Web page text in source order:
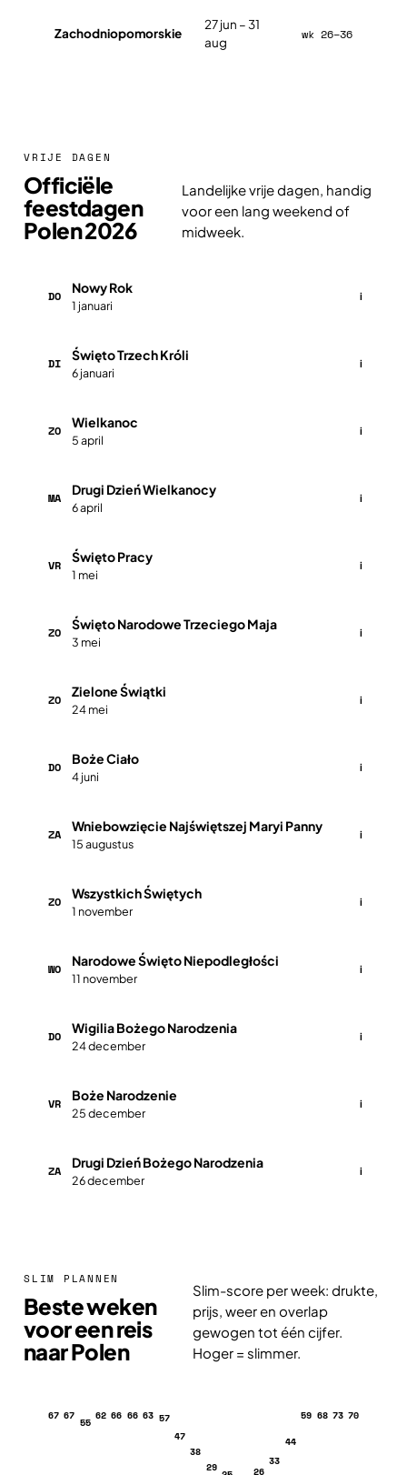
Zachodniopomorskie
27 jun – 31
aug
wk 26–36
VRIJE DAGEN
Officiële
feestdagen
Polen 2026
Landelijke vrije dagen, handig
voor een lang weekend of
midweek.
DO
Nowy Rok
1 januari
i
DI
Święto Trzech Króli
6 januari
i
ZO
Wielkanoc
5 april
i
MA
Drugi Dzień Wielkanocy
6 april
i
VR
Święto Pracy
1 mei
i
ZO
Święto Narodowe Trzeciego Maja
3 mei
i
ZO
Zielone Świątki
24 mei
i
DO
Boże Ciało
4 juni
i
ZA
Wniebowzięcie Najświętszej Maryi Panny
15 augustus
i
ZO
Wszystkich Świętych
1 november
i
WO
Narodowe Święto Niepodległości
11 november
i
DO
Wigilia Bożego Narodzenia
24 december
i
VR
Boże Narodzenie
25 december
i
ZA
Drugi Dzień Bożego Narodzenia
26 december
i
SLIM PLANNEN
Beste weken
voor een reis
naar Polen
Slim-score per week: drukte,
prijs, weer en overlap
gewogen tot één cijfer.
Hoger = slimmer.
67 67
55
62 66 66 63 57
47
38
29
26
33
44
59 68 73 70